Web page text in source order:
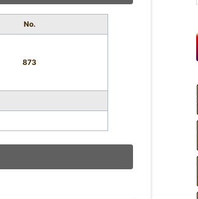
No.
873